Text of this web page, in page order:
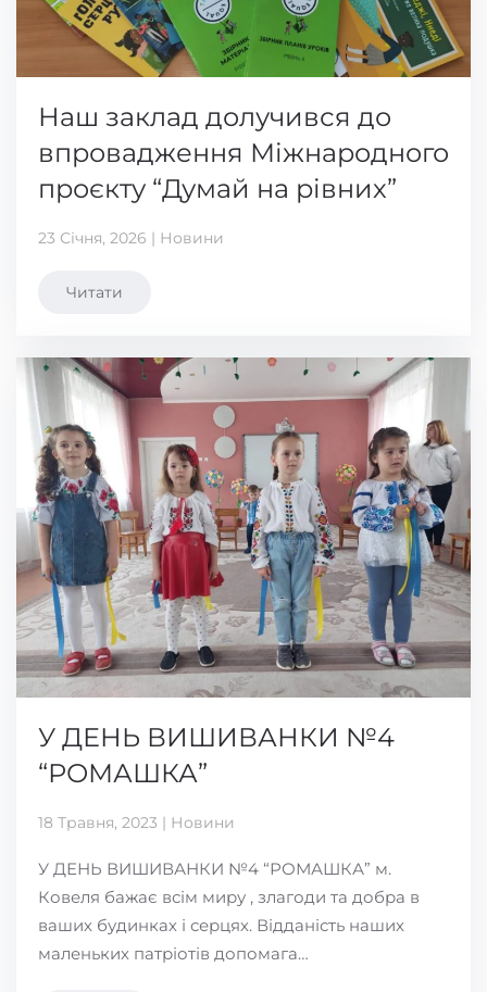
Наш заклад долучився до
впровадження Міжнародного
проєкту “Думай на рівних”
23 Січня, 2026 | Новини
Читати
У ДЕНЬ ВИШИВАНКИ №4
“РОМАШКА”
18 Травня, 2023 | Новини
У ДЕНЬ ВИШИВАНКИ №4 “РОМАШКА” м.
Ковеля бажає всім миру , злагоди та добра в
ваших будинках і серцях. Відданість наших
маленьких патріотів допомага…